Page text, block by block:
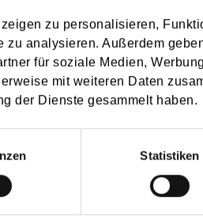
zu personalisieren,
zu analysieren. Außerdem
für soziale Medien,
mit weiteren Daten
der Dienste gesammelt haben.
Statistiken
informacije
KONTAKT ZA VAŠE ZAHTJEVE